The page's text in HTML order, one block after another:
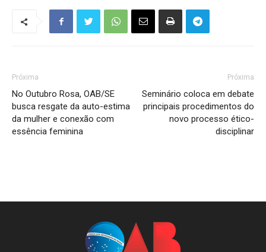
Próxima
No Outubro Rosa, OAB/SE
busca resgate da auto-estima
da mulher e conexão com
essência feminina
Próxima
Seminário coloca em debate
principais procedimentos do
novo processo ético-
disciplinar